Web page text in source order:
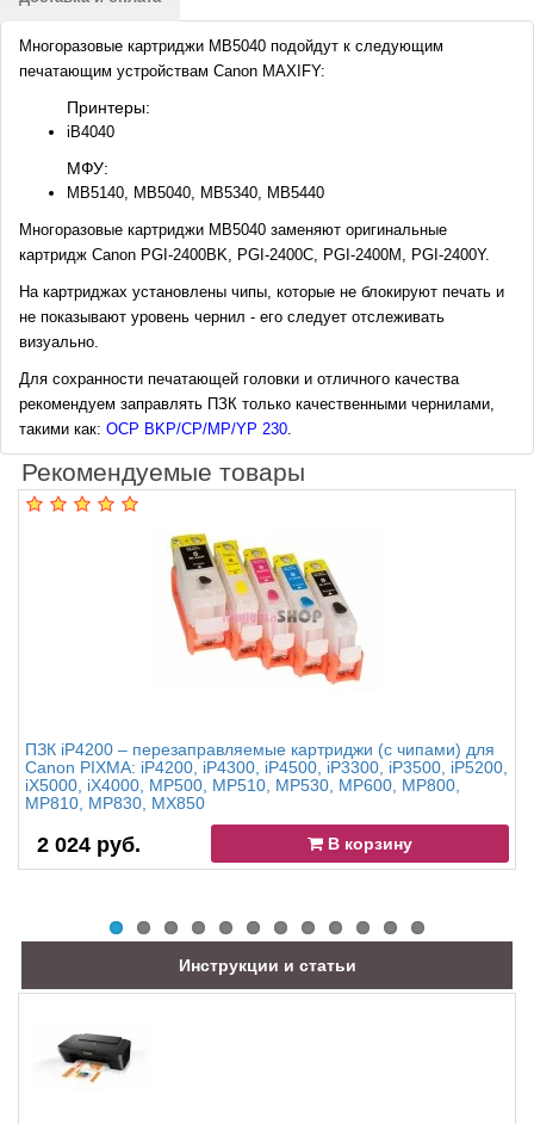
Многоразовые картриджи MB5040 подойдут к следующим
печатающим устройствам Canon MAXIFY:
Принтеры:
iB4040
МФУ:
MB5140, MB5040, MB5340, MB5440
Многоразовые картриджи MB5040 заменяют оригинальные
картридж Canon PGI-2400BK, PGI-2400C, PGI-2400M, PGI-2400Y.
На картриджах установлены чипы, которые не блокируют печать и
не показывают уровень чернил - его следует отслеживать
визуально.
Для сохранности печатающей головки и отличного качества
рекомендуем заправлять ПЗК только качественными чернилами,
такими как: OCP BKP/CP/MP/YP 230.
Рекомендуемые товары
ПЗК iP4200 – перезаправляемые картриджи (с чипами) для
Canon PIXMA: iP4200, iP4300, iP4500, iP3300, iP3500, iP5200,
iX5000, iX4000, MP500, MP510, MP530, MP600, MP800,
MP810, MP830, MX850
2 024 руб. В корзину
Инструкции и статьи